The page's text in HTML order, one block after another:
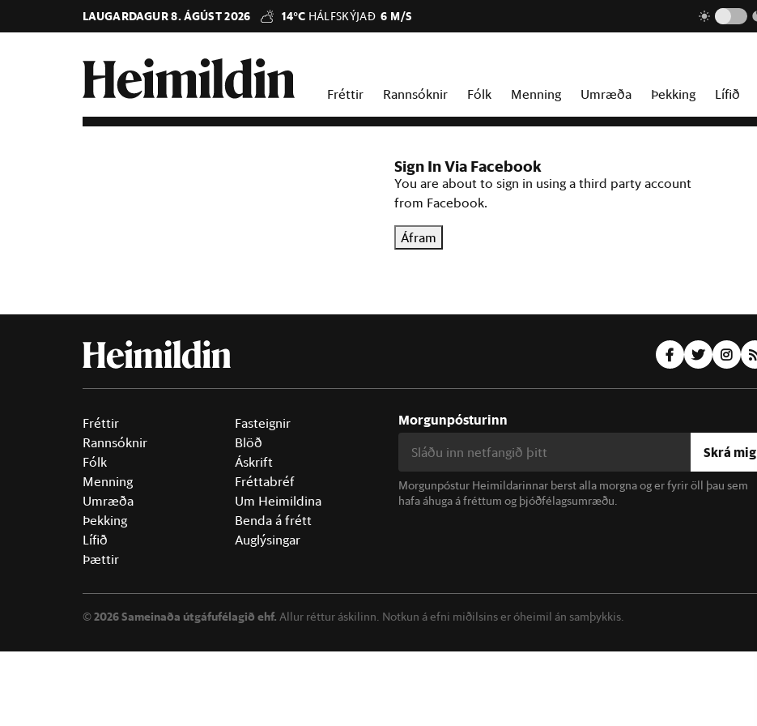
LAUGARDAGUR 8. ÁGÚST 2026 14°C HÁLFSKÝJAÐ 6 M/S
Fréttir Rannsóknir Fólk Menning Umræða Þekking Lífið
Sign In Via Facebook
You are about to sign in using a third party account
from Facebook.
Áfram
Fréttir
Rannsóknir
Fólk
Menning
Umræða
Þekking
Lífið
Þættir
Fasteignir
Blöð
Áskrift
Fréttabréf
Um Heimildina
Benda á frétt
Auglýsingar
Morgunpósturinn
Skrá mig
Morgunpóstur Heimildarinnar berst alla morgna og er fyrir öll þau sem
hafa áhuga á fréttum og þjóðfélagsumræðu.
©2026 Sameinaða útgáfufélagið ehf. Allur réttur áskilinn. Notkun á efni miðilsins er óheimil án samþykkis.